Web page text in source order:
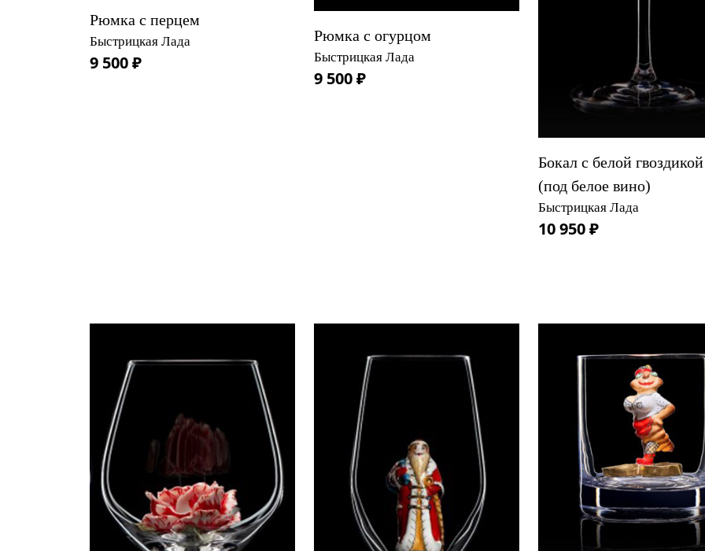
Рюмка с перцем
Быстрицкая Лада
9 500 ₽
Рюмка с огурцом
Быстрицкая Лада
9 500 ₽
Бокал с белой гвоздикой
(под белое вино)
Быстрицкая Лада
10 950 ₽